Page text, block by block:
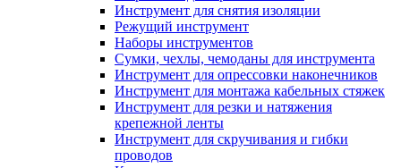
Инструмент для снятия изоляции
Режущий инструмент
Наборы инструментов
Сумки, чехлы, чемоданы для инструмента
Инструмент для опрессовки наконечников
Инструмент для монтажа кабельных стяжек
Инструмент для резки и натяжения
крепежной ленты
Инструмент для скручивания и гибки
проводов